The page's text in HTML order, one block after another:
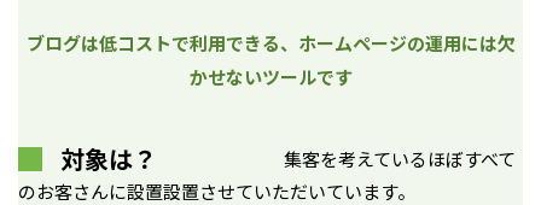
ブログは低コストで利用できる、ホームページの運用には欠
かせないツールです
対象は？
集客を考えているほぼすべて
のお客さんに設置設置させていただいています。